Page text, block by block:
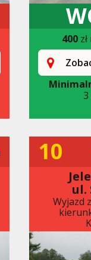
400
3
10
ul.
Wyjazd